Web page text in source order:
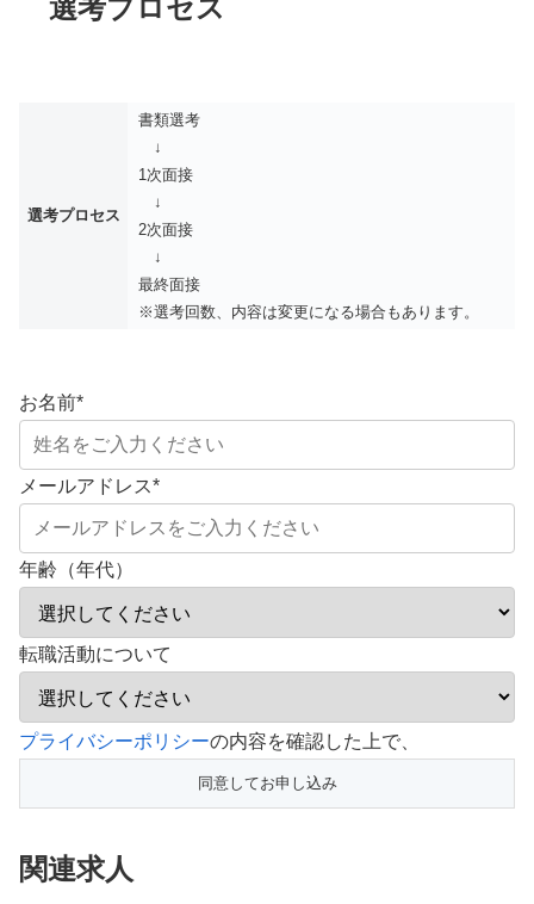
選考プロセス
選考プロセス
書類選考
↓
1次面接
↓
2次面接
↓
最終面接
※選考回数、内容は変更になる場合もあります。
お名前*
メールアドレス*
年齢（年代）
転職活動について
こ
フ
ー
プライバシーポリシーの内容を確認した上で、
関連求人